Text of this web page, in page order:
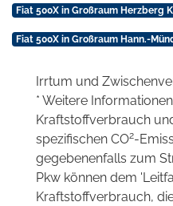
Fiat 500X in Großraum Herzberg
Fiat 500X in Großraum Hann.-
Irrtum und
* Weitere
Kraftstoffverbrauch
spezifischen CO2-
gegebenenfalls zum
Pkw können dem
Kraftstoffverbrauch,